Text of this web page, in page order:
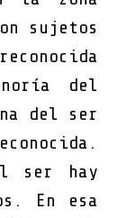
sujetos
del
del ser
ser hay
En esa